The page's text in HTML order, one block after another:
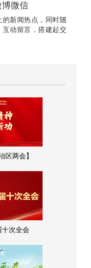
微信
的新闻热点，同时随
互动留言，搭建起交
区两会】
十次全会